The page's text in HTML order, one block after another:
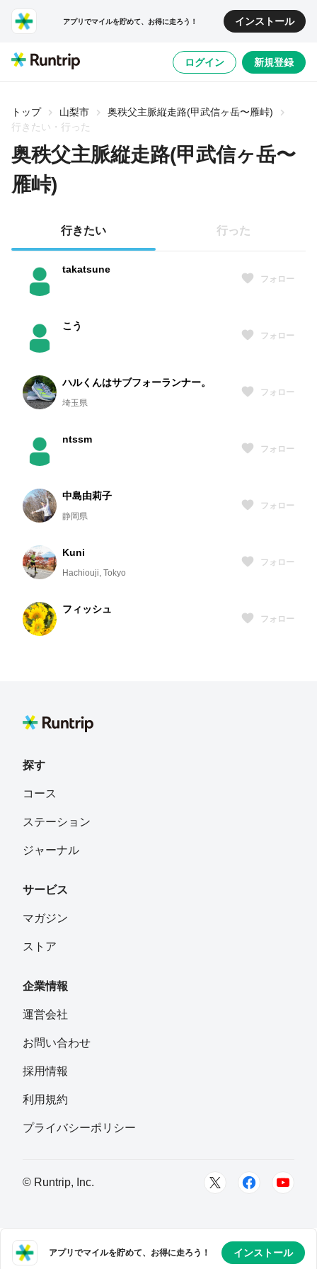
アプリでマイルを貯めて、お得に走ろう！ インストール
ログイン 新規登録
トップ 山梨市
奥秩父主脈縦走路(甲武信ヶ岳〜雁峠)
行きたい・行った
奥秩父主脈縦走路(甲武信ヶ岳〜
雁峠)
行きたい 行った
takatsune
フォロー
こう
フォロー
ハルくんはサブフォーランナー。
埼玉県
フォロー
ntssm
フォロー
中島由莉子
静岡県
フォロー
Kuni
Hachiouji, Tokyo
フォロー
フィッシュ
フォロー
Kishigami Eri
探す
コース
ステーション
ジャーナル
サービス
マガジン
ストア
企業情報
運営会社
お問い合わせ
採用情報
利用規約
プライバシーポリシー
© Runtrip, Inc.
アプリでマイルを貯めて、お得に走ろう！ インストール